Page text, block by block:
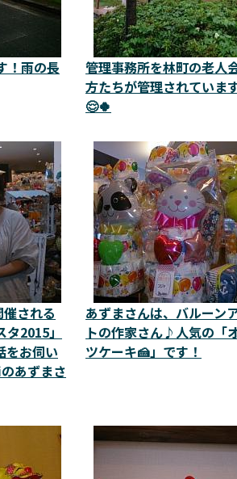
！雨の長
管理事務所を林町の老人
方たちが管理されていま
😌🍀
される
タ2015」
をお伺い
あずまさ
あずまさんは、バルーン
トの作家さん♪人気の「
ツケーキ🍰」です！